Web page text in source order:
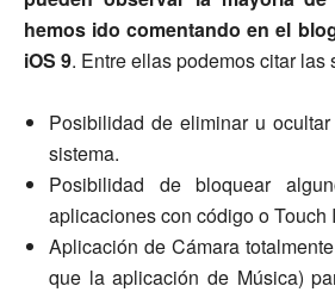
hemos ido comentando en el
iOS 9. Entre ellas podemos citar las
Posibilidad de eliminar u
sistema.
Posibilidad de bloquear
aplicaciones con código o Touch
Aplicación de Cámara
que la aplicación de Música)